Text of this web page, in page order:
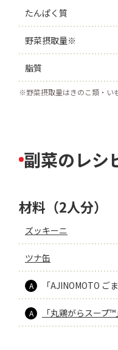
たんぱく質
野菜摂取量※
脂質
※野菜摂取量はきのこ類・い
副菜のレシ
材料（2人分）
ズッキーニ
ツナ缶
A 「AJINOMOTO ご
A 「丸鶏がらスープ™」